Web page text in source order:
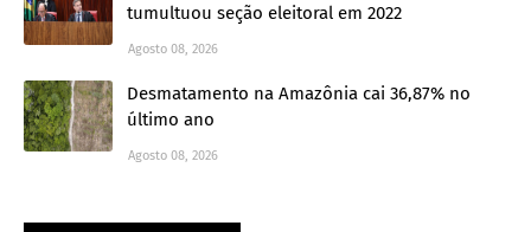
tumultuou seção eleitoral em 2022
Agosto 08, 2026
Desmatamento na Amazônia cai 36,87% no
último ano
Agosto 08, 2026